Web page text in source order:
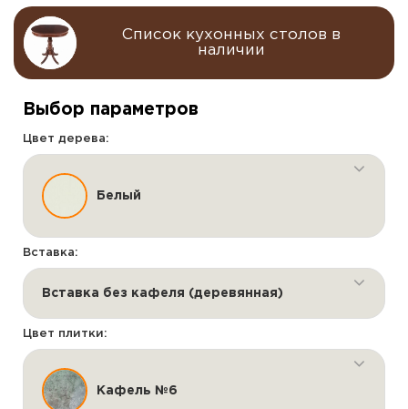
Список кухонных столов в
наличии
Выбор параметров
Цвет дерева:
Белый
Вставка:
Вставка без кафеля (деревянная)
Цвет плитки:
Кафель №6